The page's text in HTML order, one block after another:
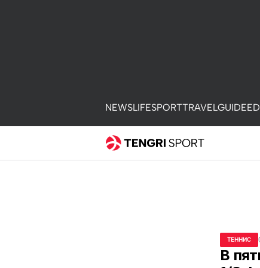
NEWSLIFESPORTTRAVELGUIDE
ТЕННИС
В